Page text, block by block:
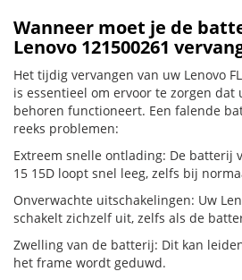
Wanneer moet je de
Lenovo 121500261
Het tijdig vervangen van uw Lenovo
is essentieel om ervoor te zorgen dat
behoren functioneert. Een falende
reeks problemen:
Extreem snelle ontlading: De batterij
15 15D loopt snel leeg, zelfs bij
Onverwachte uitschakelingen: Uw
schakelt zichzelf uit, zelfs als de
Zwelling van de batterij: Dit kan
het frame wordt geduwd.